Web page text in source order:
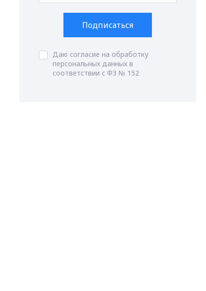
Подписаться
Даю согласие на обработку
персональных данных в
соответствии с ФЗ № 152